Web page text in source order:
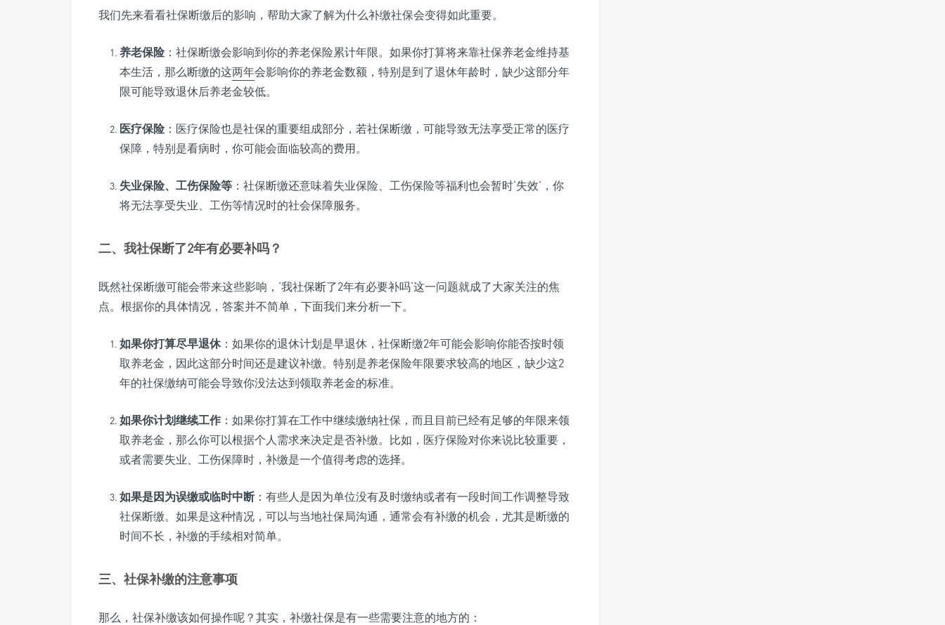
我们先来看看社保断缴后的影响，帮助大家了解为什么补缴社保会变得如此重要。
养老保险：社保断缴会影响到你的养老保险累计年限。如果你打算将来靠社保养老金维持基
本生活，那么断缴的这两年会影响你的养老金数额，特别是到了退休年龄时，缺少这部分年
限可能导致退休后养老金较低。
医疗保险：医疗保险也是社保的重要组成部分，若社保断缴，可能导致无法享受正常的医疗
保障，特别是看病时，你可能会面临较高的费用。
失业保险、工伤保险等 ：社保断缴还意味着失业保险、工伤保险等福利也会暂时‘失效’，你
将无法享受失业、工伤等情况时的社会保障服务。
二、我社保断了2年有必要补吗？
既然社保断缴可能会带来这些影响，‘我社保断了2年有必要补吗’这一问题就成了大家关注的焦
点。根据你的具体情况，答案并不简单，下面我们来分析一下。
如果你打算尽早退休：如果你的退休计划是早退休，社保断缴2年可能会影响你能否按时领
取养老金，因此这部分时间还是建议补缴。特别是养老保险年限要求较高的地区，缺少这2
年的社保缴纳可能会导致你没法达到领取养老金的标准。
如果你计划继续工作 ：如果你打算在工作中继续缴纳社保，而且目前已经有足够的年限来领
取养老金，那么你可以根据个人需求来决定是否补缴。比如，医疗保险对你来说比较重要，
或者需要失业、工伤保障时，补缴是一个值得考虑的选择。
如果是因为误缴或临时中断 ：有些人是因为单位没有及时缴纳或者有一段时间工作调整导致
社保断缴。如果是这种情况，可以与当地社保局沟通，通常会有补缴的机会，尤其是断缴的
时间不长，补缴的手续相对简单。
三、社保补缴的注意事项
那么，社保补缴该如何操作呢？其实，补缴社保是有一些需要注意的地方的：